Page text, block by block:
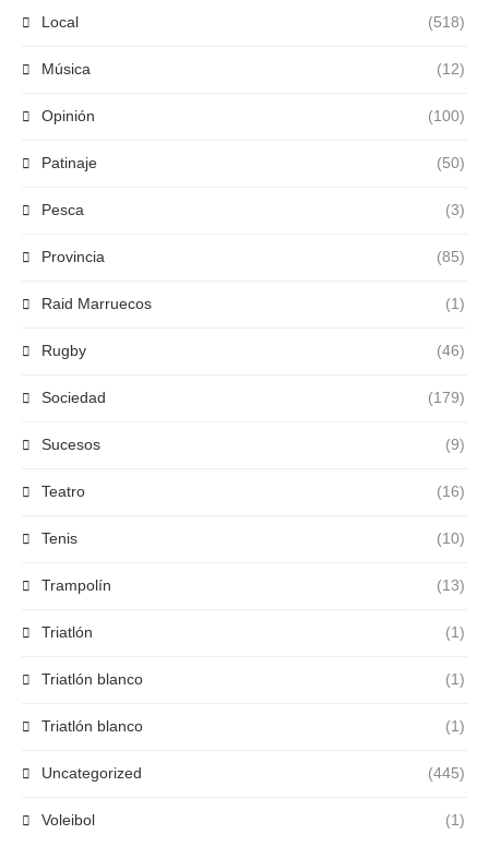
Local (518)
Música (12)
Opinión (100)
Patinaje (50)
Pesca (3)
Provincia (85)
Raid Marruecos (1)
Rugby (46)
Sociedad (179)
Sucesos (9)
Teatro (16)
Tenis (10)
Trampolín (13)
Triatlón (1)
Triatlón blanco (1)
Triatlón blanco (1)
Uncategorized (445)
Voleibol (1)